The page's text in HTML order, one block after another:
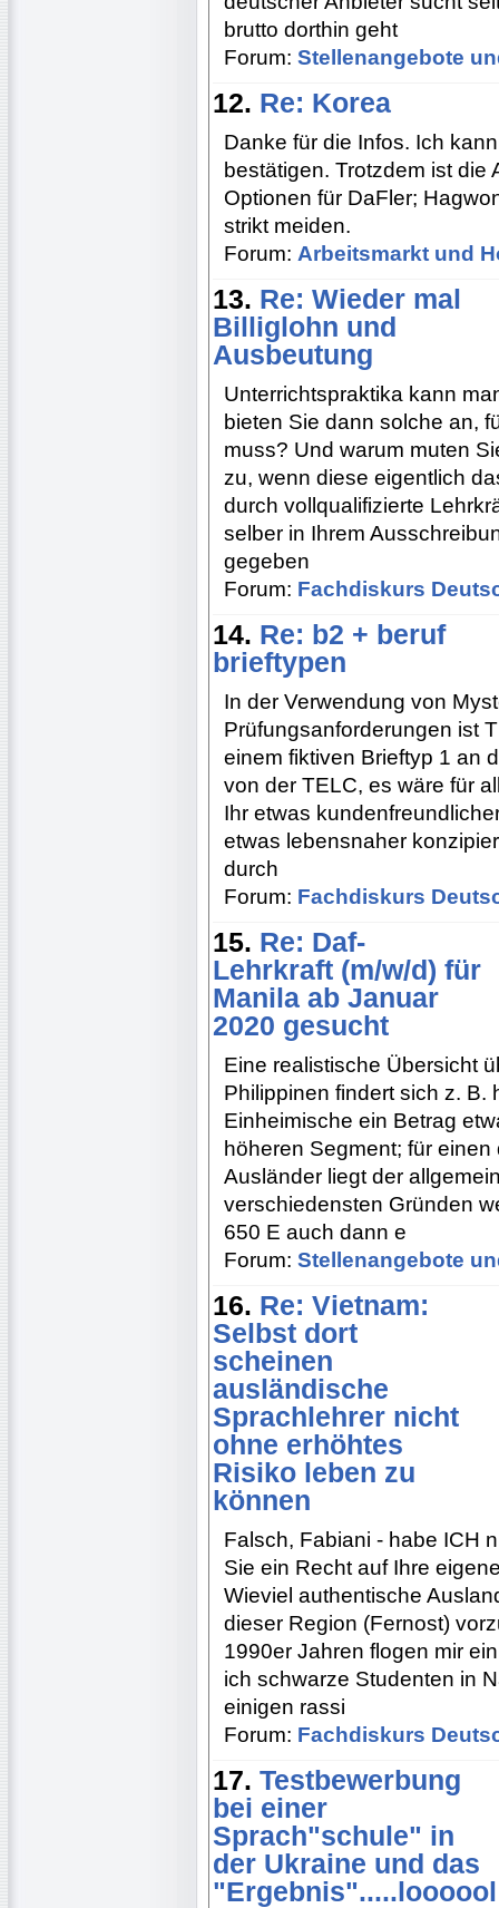
brutto dorthin geht
Forum: Stellenangebote
12. Re: Korea
Danke für die Infos. Ich
bestätigen. Trotzdem ist die
Optionen für DaFler;
strikt meiden.
Forum: Arbeitsmarkt und
13. Re: Wieder mal
Billiglohn und
Ausbeutung
Unterrichtspraktika kann
bieten Sie dann solche an,
muss? Und warum muten
zu, wenn diese eigentlich
durch vollqualifizierte
selber in Ihrem
gegeben
Forum: Fachdiskurs
14. Re: b2 + beruf
brieftypen
In der Verwendung von
Prüfungsanforderungen ist
einem fiktiven Brieftyp 1 an
von der TELC, es wäre für
Ihr etwas
etwas lebensnaher
durch
Forum: Fachdiskurs
15. Re: Daf-
Lehrkraft (m/w/d) für
Manila ab Januar
2020 gesucht
Eine realistische Übersicht
Philippinen findert sich z. B.
Einheimische ein Betrag
höheren Segment; für
Ausländer liegt der
verschiedensten Gründen
650 E auch dann e
Forum: Stellenangebote
16. Re: Vietnam:
Selbst dort
scheinen
ausländische
Sprachlehrer nicht
ohne erhöhtes
Risiko leben zu
können
Falsch, Fabiani - habe ICH
Sie ein Recht auf Ihre
Wieviel authentische
dieser Region (Fernost)
1990er Jahren flogen mir
ich schwarze Studenten in
einigen rassi
Forum: Fachdiskurs
17. Testbewerbung
bei einer
Sprach"schule" in
der Ukraine und das
"Ergebnis".....loooool